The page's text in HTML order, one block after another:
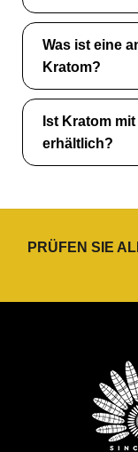
Was ist eine
Kratom?
Ist Kratom
erhältlich?
PRÜFEN SIE